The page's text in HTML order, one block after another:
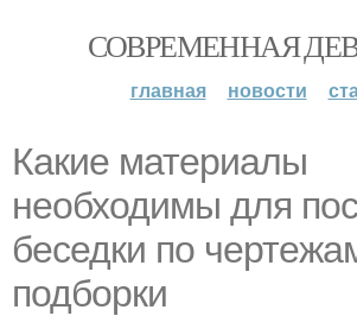
СОВРЕМЕННАЯ
главная новости
Какие материалы
необходимы для
беседки по
подборки